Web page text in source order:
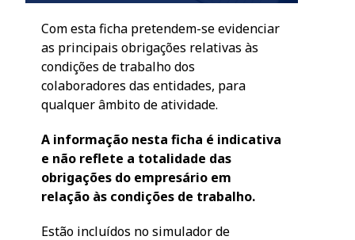
TRABALHO
Com esta ficha pretendem-se evidenciar
as principais obrigações relativas às
condições de trabalho dos
colaboradores das entidades, para
qualquer âmbito de atividade.
A informação nesta ficha é indicativa
e não reflete a totalidade das
obrigações do empresário em
relação às condições de trabalho.
Estão incluídos no simulador de